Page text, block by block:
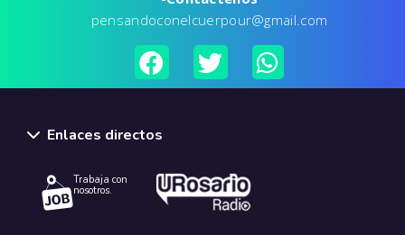
pensandoconelcuerpour@gmail.com
Enlaces directos
Trabaja con
nosotros.